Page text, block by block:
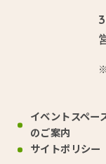
イベントスペー
のご案内
サイトポリシー